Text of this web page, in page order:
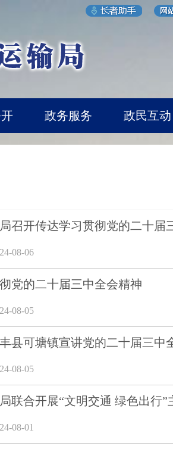
政务服务 政民互动
召开传达学习贯彻党的二十届
08-06
党的二十届三中全会精神
08-05
县可塘镇宣讲党的二十届三
08-05
联合开展“文明交通 绿色出行”
08-01